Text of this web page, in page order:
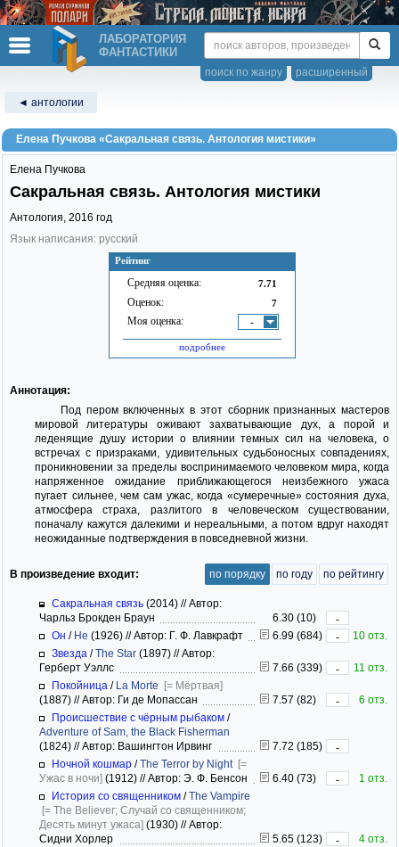
ЛАБОРАТОРИЯ
ФАНТАСТИКИ
расширенный
поиск по жанру
◄ антологии
Елена Пучкова «Сакральная связь. Антология мистики»
Рейтинг
Средняя оценка: 7.71
Оценок: 7
Моя оценка: -
подробнее
Елена Пучкова
Сакральная связь. Антология мистики
Антология, 2016 год
Язык написания: русский
Аннотация:
Под пером включенных в этот сборник признанных мастеров
мировой литературы оживают захватывающие дух, а порой и
леденящие душу истории о влиянии темных сил на человека, о
встречах с призраками, удивительных судьбоносных совпадениях,
проникновении за пределы воспринимаемого человеком мира, когда
напряженное ожидание приближающегося неизбежного ужаса
пугает сильнее, чем сам ужас, когда «сумеречные» состояния духа,
атмосфера страха, разлитого в человеческом существовании,
поначалу кажутся далекими и нереальными, а потом вдруг находят
неожиданные подтверждения в повседневной жизни.
В произведение входит: по порядку по году по рейтингу
Сакральная связь (2014) //Автор:
Чарльз Брокден Браун
6.30 (10)
-
Он / He (1926) //Автор: Г. Ф. Лавкрафт 6.99 (684) -
10 отз.
Звезда /The Star (1897) //Автор:
Герберт Уэллс
7.66 (339) -
11 отз.
Покойница / La Morte [= Мёртвая]
(1887) //Автор: Ги де Мопассан 7.57 (82) -
6 отз.
Происшествие с чёрным рыбаком /
Adventure of Sam, the Black Fisherman
(1824) //Автор: Вашингтон Ирвинг 7.72 (185)
-
Ночной кошмар /The Terror by Night [=
Ужас в ночи] (1912) //Автор: Э. Ф. Бенсон 6.40 (73) -
1 отз.
История со священником /The Vampire
[= The Believer; Случай со священником;
Десять минут ужаса] (1930) //Автор:
Сидни Хорлер
5.65 (123) -
4 отз.